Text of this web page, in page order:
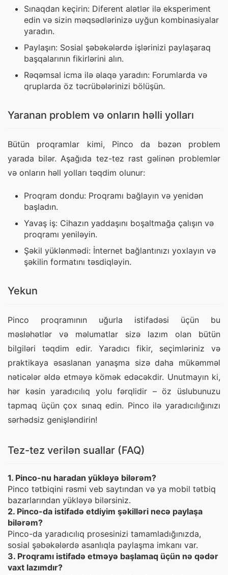
Sınaqdan keçirin: Diferent alətlər ilə eksperiment
edin və sizin məqsədlərinizə uyğun kombinasiyalar
yaradın.
Paylaşın: Sosial şəbəkələrdə işlərinizi paylaşaraq
başqalarının fikirlərini alın.
Rəqəmsal icma ilə əlaqə yaradın: Forumlarda və
qruplarda öz təcrübələrinizi bölüşün.
Yaranan problem və onların həlli yolları
Bütün proqramlar kimi, Pinco da bəzən problem
yarada bilər. Aşağıda tez-tez rast gəlinən problemlər
və onların həll yolları təqdim olunur:
Proqram dondu: Proqramı bağlayın və yenidən
başladın.
Yavaş iş: Cihazın yaddaşını boşaltmağa çalışın və
proqramı yeniləyin.
Şəkil yüklənmədi: İnternet bağlantınızı yoxlayın və
şəkilin formatını təsdiqləyin.
Yekun
Pinco proqramının uğurla istifadəsi üçün bu
məsləhətlər və məlumatlar sizə lazım olan bütün
bilgiləri təqdim edir. Yaradıcı fikir, seçimləriniz və
praktikaya əsaslanan yanaşma sizə daha mükəmməl
nəticələr əldə etməyə kömək edəcəkdir. Unutmayın ki,
hər kəsin yaradıcılıq yolu fərqlidir – öz üslubunuzu
tapmaq üçün çox sınaq edin. Pinco ilə yaradıcılığınızı
sərhədsiz genişləndirin!
Tez-tez verilən suallar (FAQ)
1. Pinco-nu haradan yükləyə bilərəm?
Pinco tətbiqini rəsmi veb saytından və ya mobil tətbiq
bazarlarından yükləyə bilərsiniz.
2. Pinco-da istifadə etdiyim şəkilləri necə paylaşa
bilərəm?
Pinco-da yaradıcılıq prosesinizi tamamladığınızda,
sosial şəbəkələrdə asanlıqla paylaşma imkanı var.
3. Proqramı istifadə etməyə başlamaq üçün nə qədər
vaxt lazımdır?